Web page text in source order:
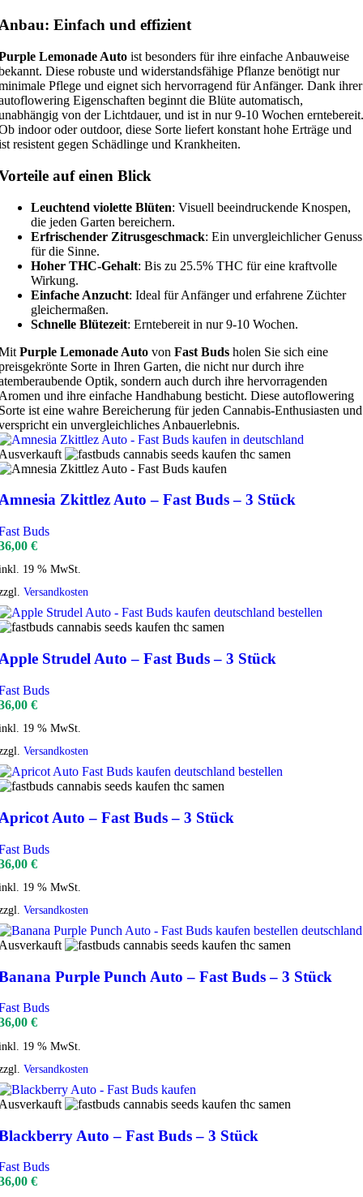
Einfach und effizient
Lemonade Auto ist besonders für ihre einfache Anbauweise
Diese robuste und widerstandsfähige Pflanze benötigt nur
Pflege und eignet sich hervorragend für Anfänger. Dank ihrer
Eigenschaften beginnt die Blüte automatisch,
von der Lichtdauer, und ist in nur 9-10 Wochen erntebereit.
indoor oder outdoor, diese Sorte liefert konstant hohe Erträge und
resistent gegen Schädlinge und Krankheiten.
auf einen Blick
Leuchtend violette Blüten: Visuell beeindruckende Knospen,
die jeden Garten bereichern.
Erfrischender Zitrusgeschmack: Ein unvergleichlicher Genuss
für die Sinne.
Hoher THC-Gehalt: Bis zu 25.5% THC für eine kraftvolle
Wirkung.
Einfache Anzucht: Ideal für Anfänger und erfahrene Züchter
gleichermaßen.
Schnelle Blütezeit: Erntebereit in nur 9-10 Wochen.
Purple Lemonade Auto von Fast Buds holen Sie sich eine
Sorte in Ihren Garten, die nicht nur durch ihre
Optik, sondern auch durch ihre hervorragenden
und ihre einfache Handhabung besticht. Diese autoflowering
ist eine wahre Bereicherung für jeden Cannabis-Enthusiasten und
ein unvergleichliches Anbauerlebnis.
Zkittlez Auto – Fast Buds – 3 Stück
Buds
€
19 % MwSt.
Versandkosten
Strudel Auto – Fast Buds – 3 Stück
Buds
€
19 % MwSt.
Versandkosten
Auto – Fast Buds – 3 Stück
Buds
€
19 % MwSt.
Versandkosten
Purple Punch Auto – Fast Buds – 3 Stück
Buds
€
19 % MwSt.
Versandkosten
Auto – Fast Buds – 3 Stück
Buds
€